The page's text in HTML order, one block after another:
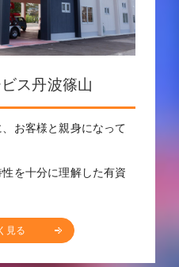
ス丹波篠山
、お客様と親身になって
を十分に理解した有資
見る